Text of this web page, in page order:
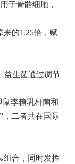
于骨骼细胞，
来的1.25倍，赋
益生菌通过调节
鼠李糖乳杆菌和
，二者共在国际
组合，同时发挥